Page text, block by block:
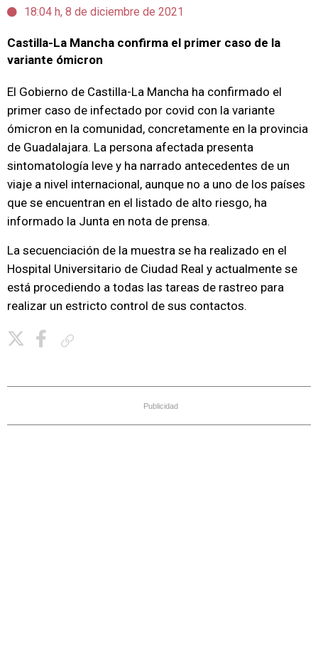
18:04 h, 8 de diciembre de 2021
Castilla-La Mancha confirma el primer caso de la
variante ómicron
El Gobierno de Castilla-La Mancha ha confirmado el
primer caso de infectado por covid con la variante
ómicron en la comunidad, concretamente en la provincia
de Guadalajara. La persona afectada presenta
sintomatología leve y ha narrado antecedentes de un
viaje a nivel internacional, aunque no a uno de los países
que se encuentran en el listado de alto riesgo, ha
informado la Junta en nota de prensa.
La secuenciación de la muestra se ha realizado en el
Hospital Universitario de Ciudad Real y actualmente se
está procediendo a todas las tareas de rastreo para
realizar un estricto control de sus contactos.
Publicidad